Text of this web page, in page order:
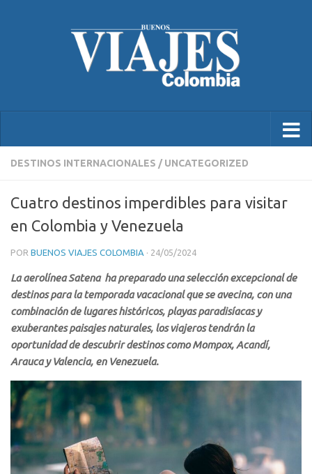
DESTINOS INTERNACIONALES / UNCATEGORIZED
Cuatro destinos imperdibles para visitar
en Colombia y Venezuela
POR BUENOS VIAJES COLOMBIA · 24/05/2024
La aerolínea Satena ha preparado una selección excepcional de
destinos para la temporada vacacional que se avecina, con una
combinación de lugares históricos, playas paradisíacas y
exuberantes paisajes naturales, los viajeros tendrán la
oportunidad de descubrir destinos como Mompox, Acandí,
Arauca y Valencia, en Venezuela.